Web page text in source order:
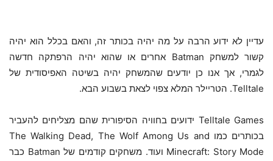
עדיין לא ידוע הרבה על מה יהיה בכותר זה, והאם בכלל הוא יהיה
קשור למשחק Batman אחרים או שהוא יהיה הרפתקה חדשה
לגמרי, אך אנו כן יודעים שהמשחק יהיה בשיטה האפיסודית של
Telltale. הטריילר המלא צפוי לצאת בשבוע הבא.
Telltale Games ידועים בחוויה הסיפורית שהם מצליחים להעביר
בכותרים כמו The Walking Dead, The Wolf Among Us and
Minecraft: Story Mode ועוד. משחקים קודמים של Batman כבר